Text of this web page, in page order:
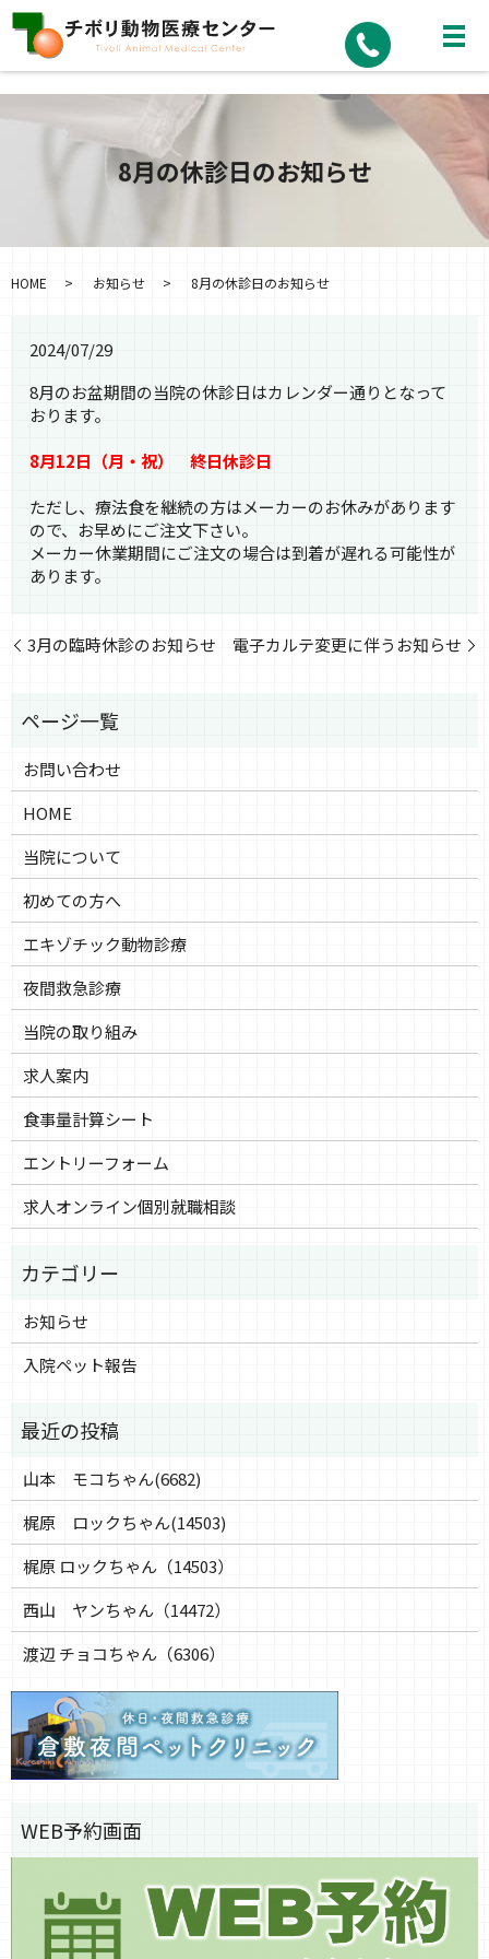
8月の休診日のお知らせ
HOME お知らせ 8月の休診日のお知らせ
2024/07/29
8月のお盆期間の当院の休診日はカレンダー通りとなって
おります。
8月12日（月・祝） 終日休診日
ただし、療法食を継続の方はメーカーのお休みがあります
ので、お早めにご注文下さい。
メーカー休業期間にご注文の場合は到着が遅れる可能性が
あります。
3月の臨時休診のお知らせ 電子カルテ変更に伴うお知らせ
お問い合わせ
HOME
当院について
初めての方へ
エキゾチック動物診療
夜間救急診療
当院の取り組み
求人案内
食事量計算シート
エントリーフォーム
求人オンライン個別就職相談
お知らせ
入院ペット報告
山本 モコちゃん(6682)
梶原 ロックちゃん(14503)
梶原 ロックちゃん（14503）
西山 ヤンちゃん（14472）
渡辺 チョコちゃん（6306）